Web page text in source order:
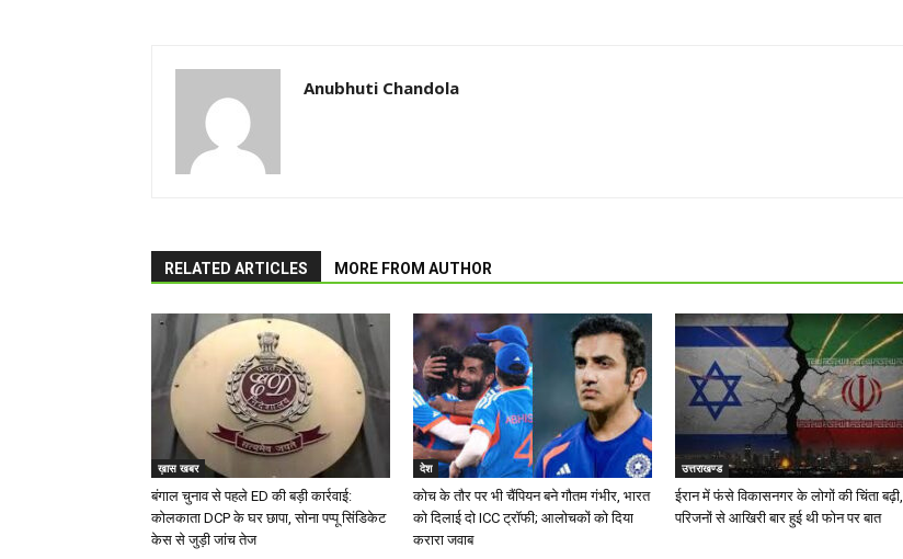
Anubhuti Chandola
RELATED ARTICLES MORE FROM AUTHOR
ख़ास खबर
बंगाल चुनाव से पहले ED की बड़ी कार्रवाई:
कोलकाता DCP के घर छापा, सोना पप्पू सिंडिकेट
केस से जुड़ी जांच तेज
देश
कोच के तौर पर भी चैंपियन बने गौतम गंभीर, भारत
को दिलाई दो ICC ट्रॉफी; आलोचकों को दिया
करारा जवाब
उत्तराखण्ड
ईरान में फंसे विकासनगर के लोगों की चिंता बढ़ी,
परिजनों से आखिरी बार हुई थी फोन पर बात